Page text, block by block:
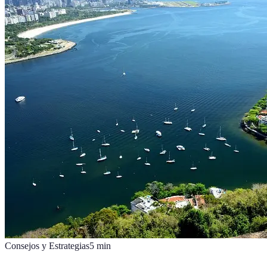
Consejos y Estrategias5 min